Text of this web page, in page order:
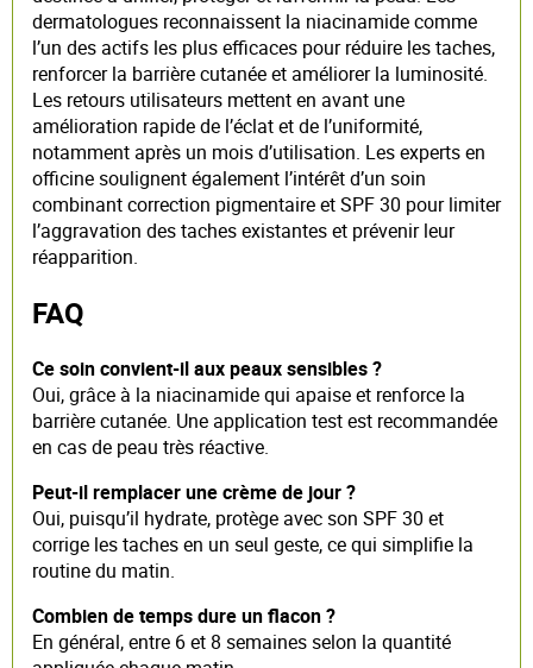
dermatologues reconnaissent la niacinamide comme
l’un des actifs les plus efficaces pour réduire les taches,
renforcer la barrière cutanée et améliorer la luminosité.
Les retours utilisateurs mettent en avant une
amélioration rapide de l’éclat et de l’uniformité,
notamment après un mois d’utilisation. Les experts en
officine soulignent également l’intérêt d’un soin
combinant correction pigmentaire et SPF 30 pour limiter
l’aggravation des taches existantes et prévenir leur
réapparition.
FAQ
Ce soin convient-il aux peaux sensibles ?
Oui, grâce à la niacinamide qui apaise et renforce la
barrière cutanée. Une application test est recommandée
en cas de peau très réactive.
Peut-il remplacer une crème de jour ?
Oui, puisqu’il hydrate, protège avec son SPF 30 et
corrige les taches en un seul geste, ce qui simplifie la
routine du matin.
Combien de temps dure un flacon ?
En général, entre 6 et 8 semaines selon la quantité